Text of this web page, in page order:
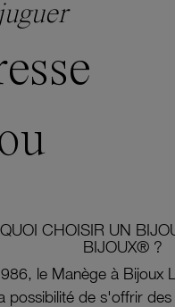
CHOISIR UN
BIJOUX® ?
le Manège à Bijoux
possibilité de s'offrir